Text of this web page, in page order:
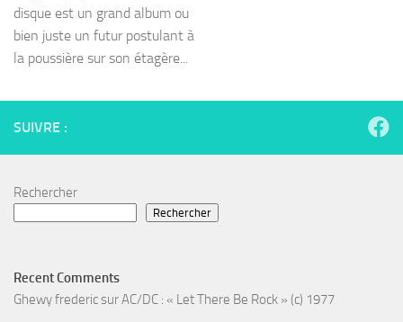
disque est un grand album ou
bien juste un futur postulant à
la poussière sur son étagère...
SUIVRE :
Rechercher
Rechercher
Recent Comments
Ghewy fredericsurAC/DC : « Let There Be Rock » (c) 1977